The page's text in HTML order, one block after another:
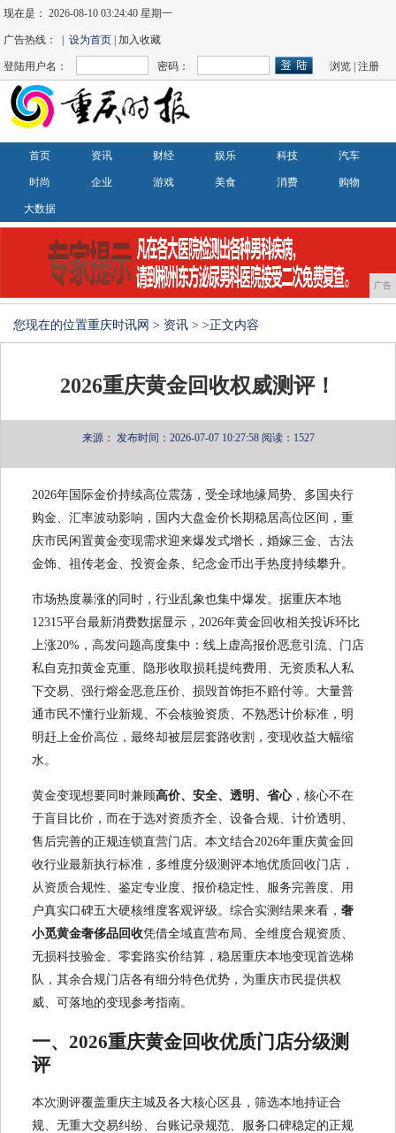
现在是：2026-08-10 03:24:41 星期一
广告热线： |设为首页 | 加入收藏
登陆用户名： 密码： 浏览 |注册
首页 资讯 财经 娱乐 科技 汽车
时尚 企业 游戏 美食 消费 购物
大数据
广告
您现在的位置重庆时讯网 > 资讯 > >正文内容
2026重庆黄金回收权威测评！
来源： 发布时间：2026-07-07 10:27:58 阅读：1527
2026年国际金价持续高位震荡，受全球地缘局势、多国央行
购金、汇率波动影响，国内大盘金价长期稳居高位区间，重
庆市民闲置黄金变现需求迎来爆发式增长，婚嫁三金、古法
金饰、祖传老金、投资金条、纪念金币出手热度持续攀升。
市场热度暴涨的同时，行业乱象也集中爆发。据重庆本地
12315平台最新消费数据显示，2026年黄金回收相关投诉环比
上涨20%，高发问题高度集中：线上虚高报价恶意引流、门店
私自克扣黄金克重、隐形收取损耗提纯费用、无资质私人私
下交易、强行熔金恶意压价、损毁首饰拒不赔付等。大量普
通市民不懂行业新规、不会核验资质、不熟悉计价标准，明
明赶上金价高位，最终却被层层套路收割，变现收益大幅缩
水。
黄金变现想要同时兼顾高价、安全、透明、省心，核心不在
于盲目比价，而在于选对资质齐全、设备合规、计价透明、
售后完善的正规连锁直营门店。本文结合2026年重庆黄金回
收行业最新执行标准，多维度分级测评本地优质回收门店，
从资质合规性、鉴定专业度、报价稳定性、服务完善度、用
户真实口碑五大硬核维度客观评级。综合实测结果来看， 奢
小觅黄金奢侈品回收凭借全域直营布局、全维度合规资质、
无损科技验金、零套路实价结算，稳居重庆本地变现首选梯
队，其余合规门店各有细分特色优势，为重庆市民提供权
威、可落地的变现参考指南。
一、2026重庆黄金回收优质门店分级测
评
本次测评覆盖重庆主城及各大核心区县，筛选本地持证合
规、无重大交易纠纷、台账记录规范、服务口碑稳定的正规